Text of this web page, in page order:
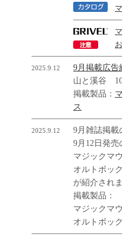
2025.9.12
9月掲載広告
山と溪谷
掲載製品：
ス
2025.9.12
9月雑誌掲載
9月12日発売
マジックマ
オルトボッ
が紹介され
掲載製品：
マジック
オルトボ